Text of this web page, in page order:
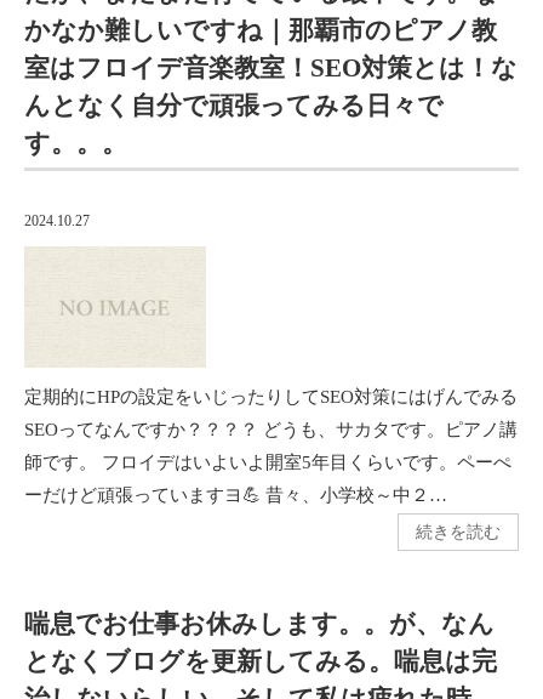
かなか難しいですね｜那覇市のピアノ教
室はフロイデ音楽教室！SEO対策とは！な
んとなく自分で頑張ってみる日々で
す。。。
2024.10.27
定期的にHPの設定をいじったりしてSEO対策にはげんでみる
SEOってなんですか？？？？ どうも、サカタです。ピアノ講
師です。 フロイデはいよいよ開室5年目くらいです。ペーぺ
ーだけど頑張っていますヨ💪 昔々、小学校～中２…
続きを読む
喘息でお仕事お休みします。。が、なん
となくブログを更新してみる。喘息は完